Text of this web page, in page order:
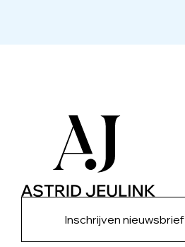
Inschrijven nieuwsbrief